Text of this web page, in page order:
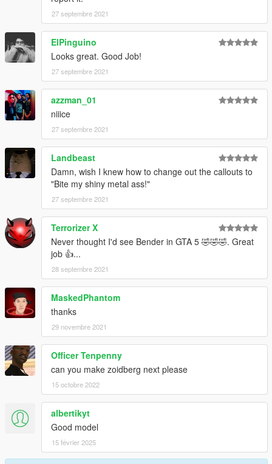
27 septembre 2021
ElPinguino
Looks great. Good Job!
27 septembre 2021
azzman_01
niiice
27 septembre 2021
Landbeast
Damn, wish I knew how to change out the callouts to
"Bite my shiny metal ass!"
27 septembre 2021
Terrorizer X
Never thought I'd see Bender in GTA 5 🤣🤣🤣. Great
job 👍...
28 septembre 2021
MaskedPhantom
thanks
29 novembre 2021
Officer Tenpenny
can you make zoidberg next please
15 octobre 2022
albertikyt
Good model
15 février 2025